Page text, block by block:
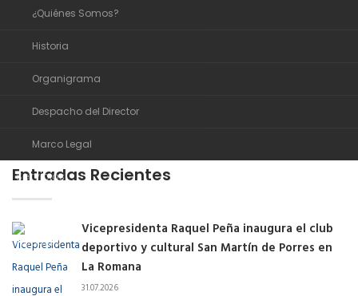
¿Quiénes Somos?
Historia
Organigrama
Despacho del Director
Marco Legal
Servicios
Noticias
Comunidad de ayuda
searching can help.
Entradas Recientes
Vicepresidenta Raquel Peña inaugura el club
deportivo y cultural San Martín de Porres en
La Romana
31.07.2026